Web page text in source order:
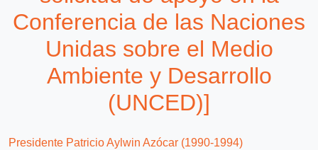
Conferencia de las Naciones
Unidas sobre el Medio
Ambiente y Desarrollo
(UNCED)]
Presidente Patricio Aylwin Azócar (1990-1994)